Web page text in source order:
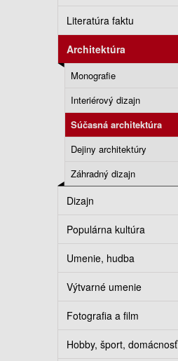
Literatúra faktu
Architektúra
Monografie
Interiérový dizajn
Súčasná architektúra
Dejiny architektúry
Záhradný dizajn
Dizajn
Populárna kultúra
Umenie, hudba
Výtvarné umenie
Fotografia a film
Hobby, šport, domácnosť